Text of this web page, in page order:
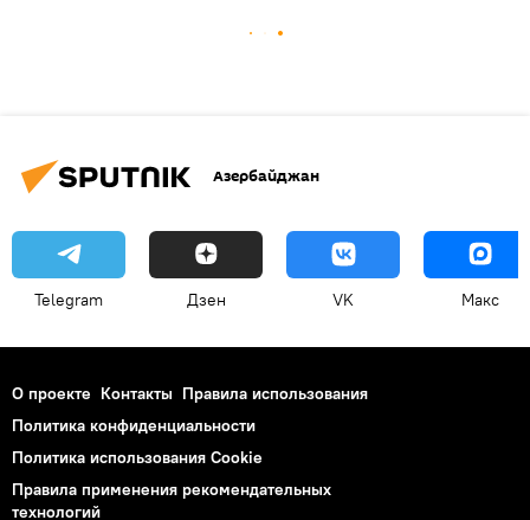
Азербайджан
Telegram Дзен VK Макс
О проекте Контакты Правила использования
Политика конфиденциальности
Политика использования Cookie
Правила применения рекомендательных
технологий